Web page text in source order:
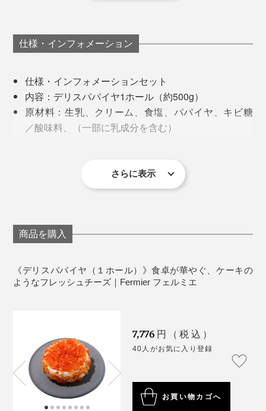
例えるなら、甘さを抑えたレアチーズケーキのような、
ん〜、“お口の中が宝石箱”とはこのこと！
入っておらず、ドライパパイヤの糖分がチーズに浸透し
たことで感じる甘み。原材料表記に「きび砂糖」とあり
ますが、これはドライパパイヤに使われているものだそ
うです。
仕様・インフォメーション
仕様・インフォメーションセット
内容：デリスパパイヤ1ホール（約500g）
原材料：生乳、クリーム、食塩、パパイヤ、キビ糖
／酸味料、（一部に乳成分を含む）
さらに表示
商品を購入
《デリスパパイヤ（１ホール）》食卓が華やぐ、ケーキの
ようなフレッシュチーズ｜Fermier フェルミエ
7,776 円（税込）
40人がお気に入り登録
お買い物カゴへ